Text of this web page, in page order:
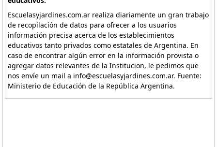
Escuelasyjardines.com.ar realiza diariamente un gran trabajo
de recopilación de datos para ofrecer a los usuarios
información precisa acerca de los establecimientos
educativos tanto privados como estatales de Argentina. En
caso de encontrar algún error en la información provista o
agregar datos relevantes de la Institucion, le pedimos que
nos envíe un mail a info@escuelasyjardines.com.ar. Fuente:
Ministerio de Educación de la República Argentina.